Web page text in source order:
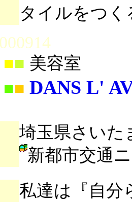
タイルをつ
■ 美容室
■■ DANS L'
埼玉県さいた
新都市交通
私達は『自分